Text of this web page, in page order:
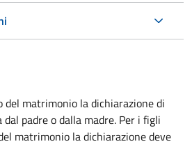
matrimonio la dichiarazione di
padre o dalla madre. Per i figli
matrimonio la dichiarazione deve